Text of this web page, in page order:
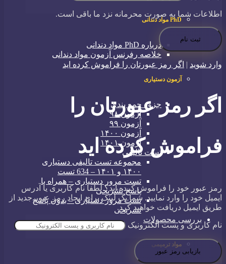
PhD مواد دندانی
درباره PhD مواد دندانی
خلاصه رفرنس آزمون مواد دندانی
آزمون دستیاری
جزوه جمع بندی
آزمون ۹۸
آزمون ۹۹
آزمون ۱۴۰۰
آزمون ۱۴۰۱
تست تالیفی
مجموعه تست تالیفی دستیاری
۱۴۰۰ و ۱۴۰۱ – 634 تست
تست مرور دستیاری – همراه با
پاسخ تشریحی
تست مرور دستیاری – بدون پاسخ
تشریحی
بررسی محصولات
مواد ترمیمی
اطلاعات شما به صورت محرمانه نزد ما باقی است.
وارد شوید | اگر رمز عبورتان را فراموش کرده اید
اگر رمز عبورتان را
فراموش کرده اید
رمز عبور خود را فراموش کرده اید؟ لطفا نام کاربری یا آدرس
ایمیل خود را وارد نمایید. شما یک لینک برای ایجاد رمز عبور جدید از
طریق ایمیل دریافت خواهید کرد.
نام کاربری و پست الکترونیک